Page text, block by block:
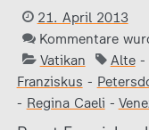
21. April 2013
Kommentare
Vatikan
Alte-
Franziskus -
- Regina Caeli -